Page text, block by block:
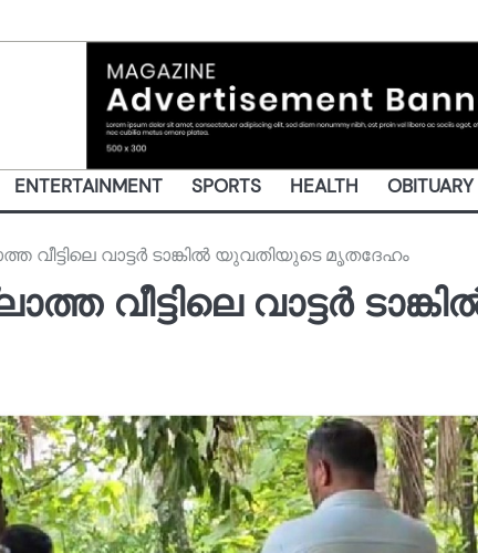
ENTERTAINMENT SPORTS HEALTH OBITUARY
വാട്ടര്‍ ടാങ്കില്‍ യുവതിയുടെ മൃതദേഹം
വീട്ടിലെ വാട്ടര്‍